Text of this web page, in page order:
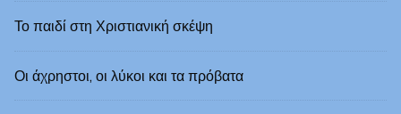
Το παιδί στη Χριστιανική σκέψη
Οι άχρηστοι, οι λύκοι και τα πρόβατα